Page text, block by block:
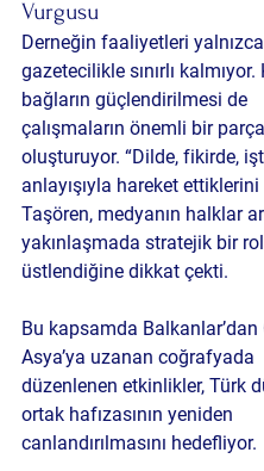
Vurgusu
Derneğin faaliyetleri yalnızca
gazetecilikle sınırlı
bağların güçlendirilmesi de
çalışmaların önemli bir
oluşturuyor. “Dilde, fikirde,
anlayışıyla hareket
Taşören, medyanın halklar
yakınlaşmada stratejik bir rol
üstlendiğine dikkat çekti.
Bu kapsamda Balkanlar’dan
Asya’ya uzanan coğrafyada
düzenlenen etkinlikler, Türk
ortak hafızasının yeniden
canlandırılmasını hedefliyor.